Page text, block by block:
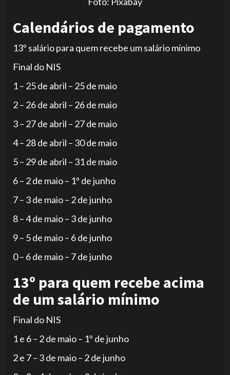
Calendários de pagamento
13º salário para quem recebe um salário mínimo
Final do NIS
1 – 25 de abril – 25 de maio
2 – 26 de abril – 26 de maio
3 – 27 de abril – 27 de maio
4 – 28 de abril – 30 de maio
5 – 29 de abril – 31 de maio
6 – 2 de maio – 1º de junho
7 – 3 de maio – 2 de junho
8 – 4 de maio – 3 de junho
9 – 5 de maio – 6 de junho
0 – 6 de maio – 7 de junho
13º para quem recebe acima
de um salário mínimo
Final do NIS
1 e 6 – 2 de maio – 1º de junho
2 e 7 – 3 de maio – 2 de junho